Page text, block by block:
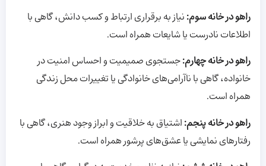
راهو در خانه سوم:نیاز به برقراری ارتباط و کسب دانش، گاهی با
اطلاعات نادرست یا شایعات همراه است.
راهو در خانه چهارم:جستجوی صمیمیت و احساس امنیت در
خانواده، گاهی با ناآرامی‌های خانوادگی یا تغییرات محل زندگی
همراه است.
راهو در خانه پنجم:اشتیاق به خلاقیت و ابراز وجود هنری، گاهی با
رفتارهای نمایشی یا عشق‌های پرشور همراه است.